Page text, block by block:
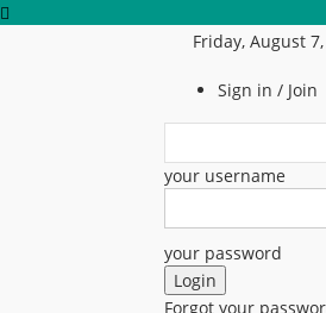
Friday, August
Sign in / Join
your username
your password
Forgot your